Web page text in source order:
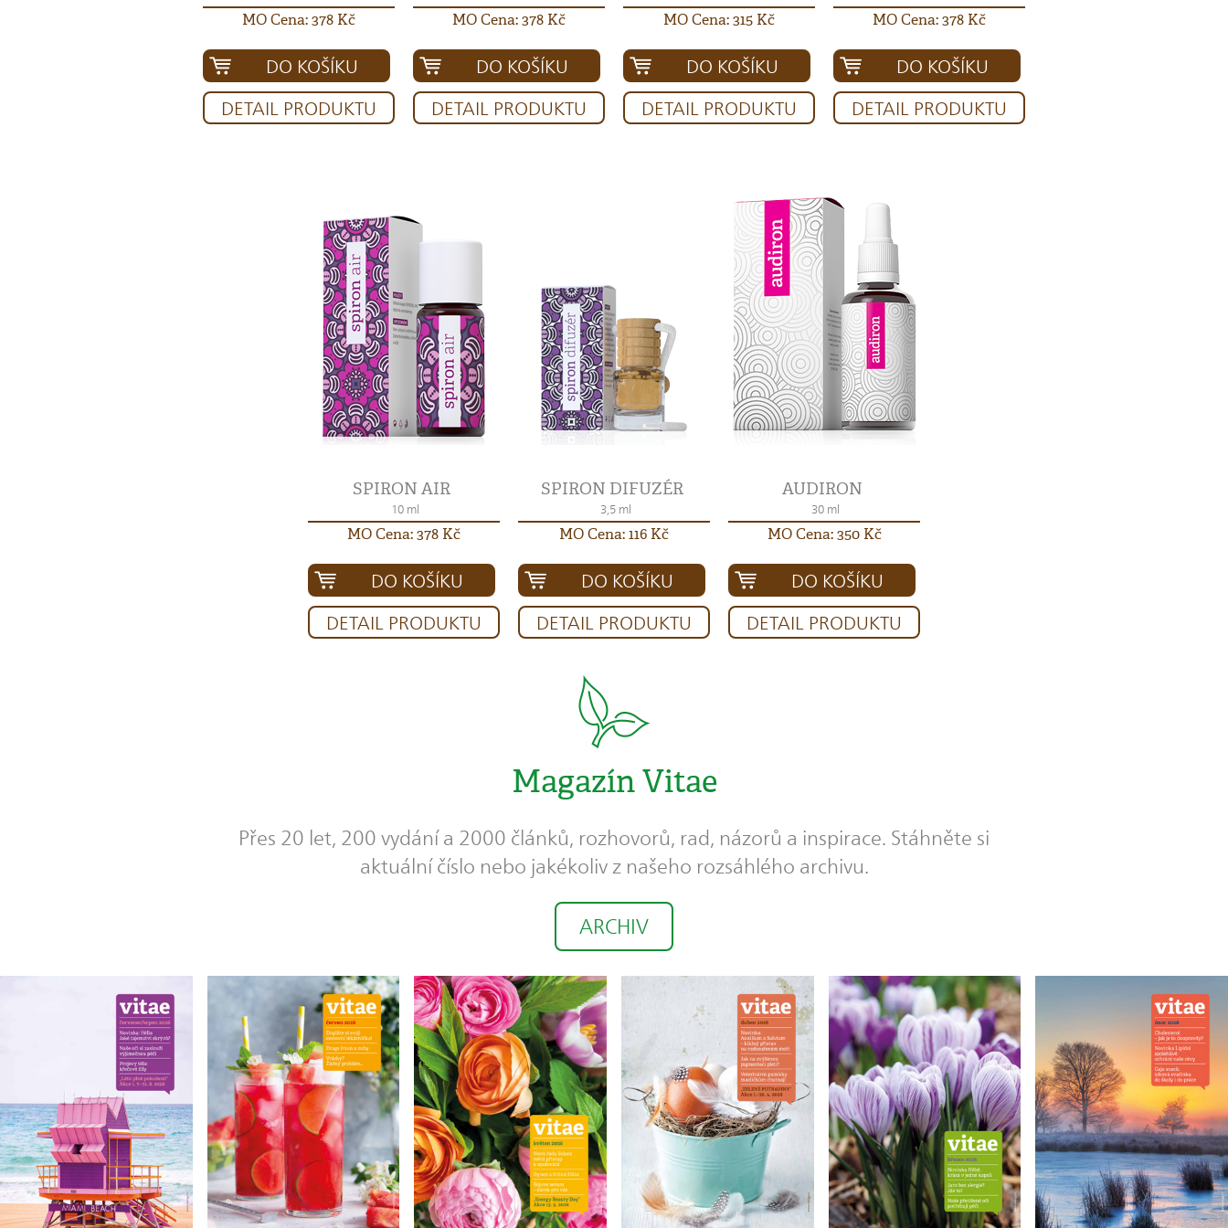
MO Cena: 378 Kč
DO KOŠÍKU
DETAIL PRODUKTU
MO Cena: 378 Kč
DO KOŠÍKU
DETAIL PRODUKTU
MO Cena: 315 Kč
DO KOŠÍKU
DETAIL PRODUKTU
MO Cena: 378 Kč
DO KOŠÍKU
DETAIL PRODUKTU
SPIRON AIR
10 ml
MO Cena: 378 Kč
DO KOŠÍKU
DETAIL PRODUKTU
SPIRON DIFUZÉR
3,5 ml
MO Cena: 116 Kč
DO KOŠÍKU
DETAIL PRODUKTU
AUDIRON
30 ml
MO Cena: 350 Kč
DO KOŠÍKU
DETAIL PRODUKTU
Magazín Vitae
Přes 20 let, 200 vydání a 2000 článků, rozhovorů, rad, názorů a inspirace. Stáhněte si
aktuální číslo nebo jakékoliv z našeho rozsáhlého archivu.
ARCHIV